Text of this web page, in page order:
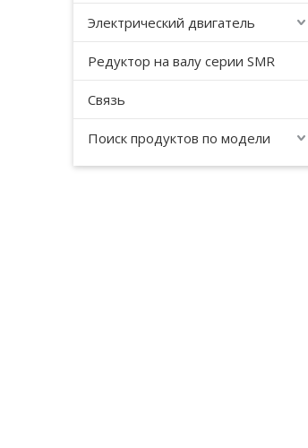
Электрический двигатель
Редуктор на валу серии SMR
Связь
Поиск продуктов по модели